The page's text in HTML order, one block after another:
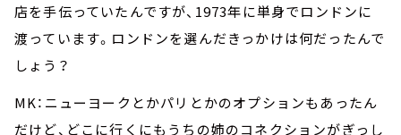
店を手伝っていたんですが、1973年に単身でロンドンに
渡っています。ロンドンを選んだきっかけは何だったんで
しょう？
MK：ニューヨークとかパリとかのオプションもあったん
だけど、どこに行くにもうちの姉のコネクションがぎっし